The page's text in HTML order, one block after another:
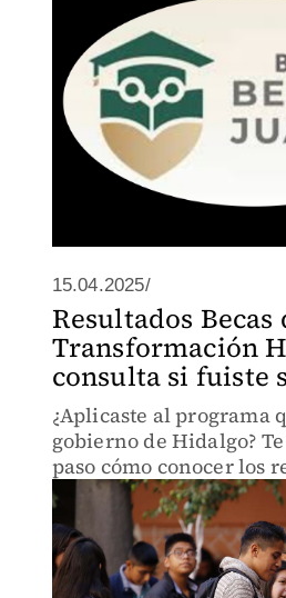
15.04.2025/
Resultados Becas
Transformación
consulta si fuiste
¿Aplicaste al programa
gobierno de Hidalgo?
paso cómo conocer los